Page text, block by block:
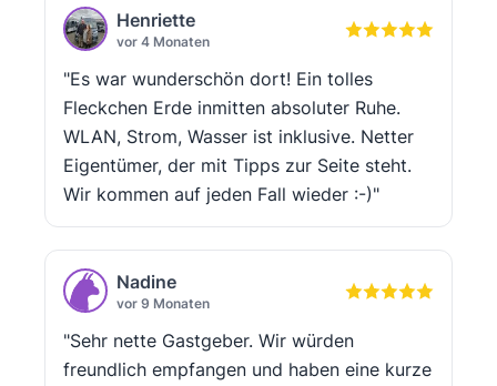
Henriette
vor 4 Monaten
"Es war wunderschön dort! Ein tolles
Fleckchen Erde inmitten absoluter Ruhe.
WLAN, Strom, Wasser ist inklusive. Netter
Eigentümer, der mit Tipps zur Seite steht.
Wir kommen auf jeden Fall wieder :-)"
Nadine
vor 9 Monaten
"Sehr nette Gastgeber. Wir würden
freundlich empfangen und haben eine kurze